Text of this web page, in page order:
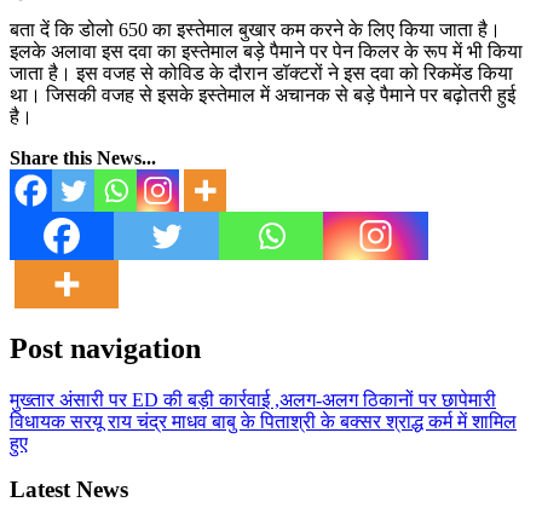
बता दें कि डोलो 650 का इस्तेमाल बुखार कम करने के लिए किया जाता है।
इलके अलावा इस दवा का इस्तेमाल बड़े पैमाने पर पेन किलर के रूप में भी किया
जाता है। इस वजह से कोविड के दौरान डॉक्टरों ने इस दवा को रिकमेंड किया
था। जिसकी वजह से इसके इस्तेमाल में अचानक से बड़े पैमाने पर बढ़ोतरी हुई
है।
Share this News...
Post navigation
मुख्तार अंसारी पर ED की बड़ी कार्रवाई ,अलग-अलग ठिकानों पर छापेमारी
विधायक सरयू राय चंद्र माधव बाबु के पिताश्री के बक्सर श्राद्ध कर्म में शामिल
हुए
Latest News